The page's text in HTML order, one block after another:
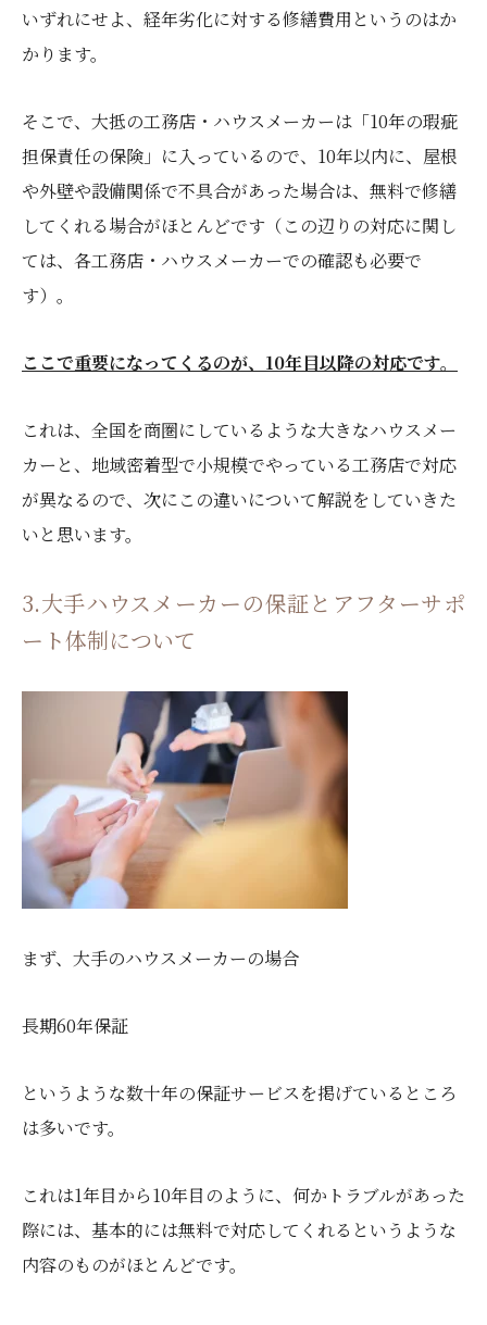
いずれにせよ、経年劣化に対する修繕費用というのはか
かります。
そこで、大抵の工務店・ハウスメーカーは「10年の瑕疵
担保責任の保険」に入っているので、10年以内に、屋根
や外壁や設備関係で不具合があった場合は、無料で修繕
してくれる場合がほとんどです（この辺りの対応に関し
ては、各工務店・ハウスメーカーでの確認も必要で
す）。
ここで重要になってくるのが、10年目以降の対応です。
これは、全国を商圏にしているような大きなハウスメー
カーと、地域密着型で小規模でやっている工務店で対応
が異なるので、次にこの違いについて解説をしていきた
いと思います。
3.大手ハウスメーカーの保証とアフターサポ
ート体制について
まず、大手のハウスメーカーの場合
長期60年保証
というような数十年の保証サービスを掲げているところ
は多いです。
これは1年目から10年目のように、何かトラブルがあった
際には、基本的には無料で対応してくれるというような
内容のものがほとんどです。